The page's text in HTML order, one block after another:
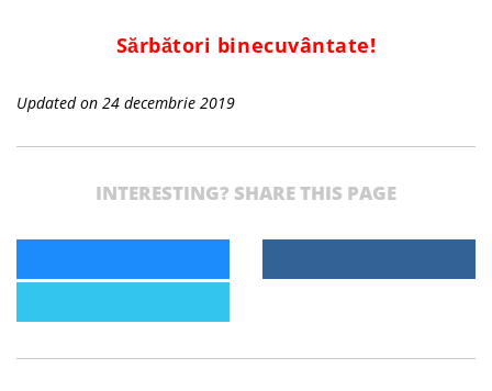
Sărbători binecuvântate!
Updated on 24 decembrie 2019
INTERESTING? SHARE THIS PAGE